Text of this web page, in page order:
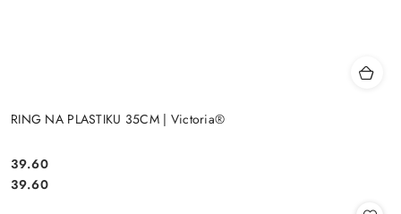
RING NA PLASTIKU 35CM | Victoria®
Cena:
39.60
Cena:
39.60